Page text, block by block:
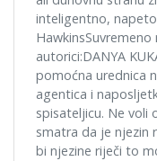
inteligentno,
autorici:DANYA
pomoćna urednica
agentica i
spisateljicu. Ne voli
smatra da je njezin
bi njezine riječi to